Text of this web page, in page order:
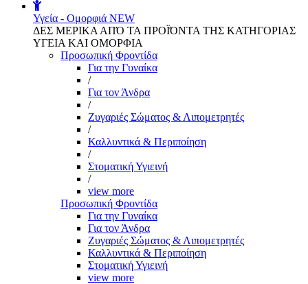
Υγεία - Ομορφιά NEW
ΔΕΣ ΜΕΡΙΚΑ ΑΠΌ ΤΑ ΠΡΟΪΌΝΤΑ ΤΗΣ ΚΑΤΗΓΟΡΙΑΣ
ΥΓΕΙΑ ΚΑΙ ΟΜΟΡΦΙΑ
Προσωπική Φροντίδα
Για την Γυναίκα
/
Για τον Άνδρα
/
Ζυγαριές Σώματος & Λιπομετρητές
/
Καλλυντικά & Περιποίηση
/
Στοματική Υγιεινή
/
view more
Προσωπική Φροντίδα
Για την Γυναίκα
Για τον Άνδρα
Ζυγαριές Σώματος & Λιπομετρητές
Καλλυντικά & Περιποίηση
Στοματική Υγιεινή
view more